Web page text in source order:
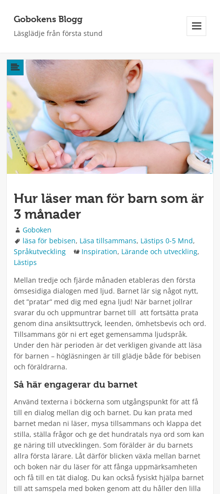
Gobokens Blogg
Läsglädje från första stund
Widgets
Hur läser man för barn som är
3 månader
Författare
Goboken
Taggar
läsa för bebisen, Läsa tillsammans, Lästips 0-5 Mnd,
Språkutveckling
Kategorier
Inspiration, Lärande och utveckling,
Lästips
Mellan tredje och fjärde månaden etableras den första
ömsesidiga dialogen med ljud. Barnet lär sig något nytt,
det ”pratar” med dig med egna ljud! När barnet jollrar
svarar du och uppmuntrar barnet till att fortsätta prata
genom dina ansiktsuttryck, leenden, ömhetsbevis och ord.
Tillsammans gör ni ert eget gemensamma ljudspråk.
Under den här perioden är det verkligen givande att läsa
för barnen – högläsningen är till glädje både för bebisen
och föräldrarna.
Så här engagerar du barnet
Använd texterna i böckerna som utgångspunkt för att få
till en dialog mellan dig och barnet. Du kan prata med
barnet medan ni läser, mysa tillsammans och klappa det
stilla, ställa frågor och ge det hundratals nya ord som kan
ge näring till utvecklingen. Som förälder är du barnets
allra första lärare. Låt därför blicken växla mellan barnet
och boken när du läser för att fånga uppmärksamheten
och få till en tät dialog. Du kan också fysiskt hjälpa barnet
till att samspela med boken genom att du håller den lilla